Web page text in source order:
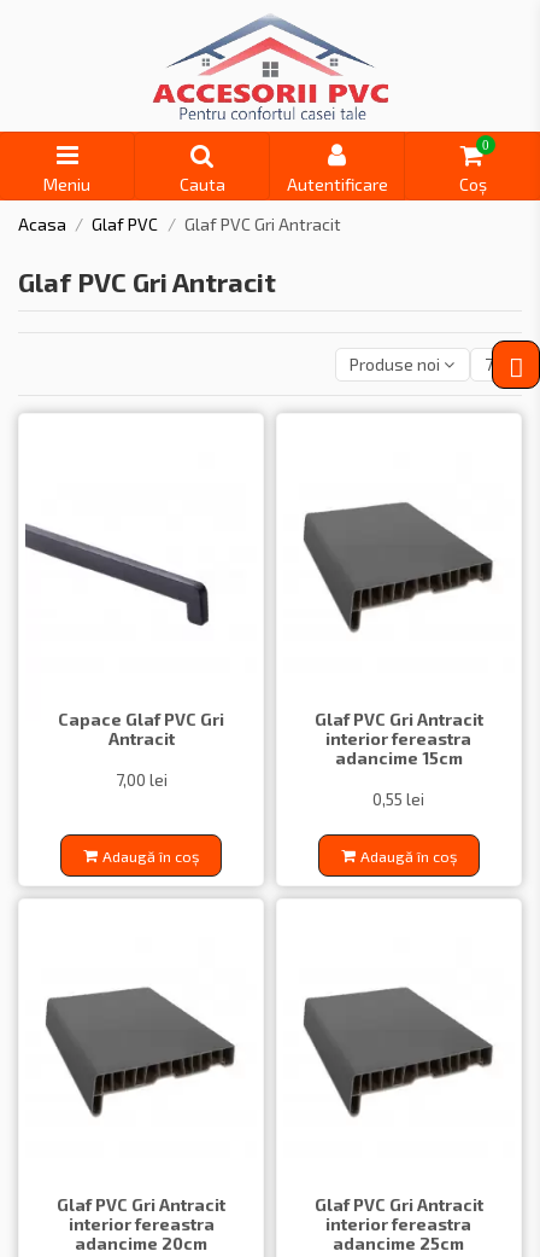
Meniu Cauta Autentificare
0
Coș
Acasa
Glaf PVC Glaf PVC Gri Antracit
Glaf PVC Gri Antracit
Produse noi 7
Capace Glaf PVC Gri
Antracit
7,00 lei
Adaugă în coș
Glaf PVC Gri Antracit
interior fereastra
adancime 15cm
0,55 lei
Adaugă în coș
Glaf PVC Gri Antracit
interior fereastra
adancime 20cm
Glaf PVC Gri Antracit
interior fereastra
adancime 25cm